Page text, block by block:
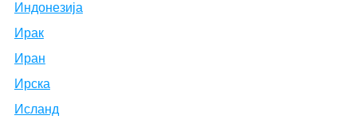
Индонезија
Ирак
Иран
Ирска
Исланд